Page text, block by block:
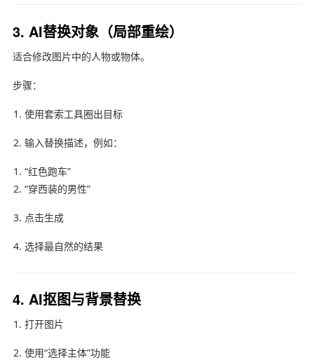
3. AI替换对象（局部重绘）
适合修改图片中的人物或物体。
步骤：
使用套索工具圈出目标
输入替换描述，例如：
“红色跑车”
“穿西装的男性”
点击生成
选择最自然的结果
4. AI抠图与背景替换
打开图片
使用“选择主体”功能